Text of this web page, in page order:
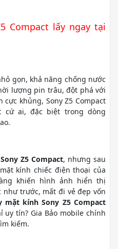
Compact lấy ngay tại
gọn, khả năng chống nước
lượng pin trâu, đột phá với
khủng, Sony Z5 Compact
cứ ai, đặc biệt trong dòng
Sony Z5 Compact, nhưng sau
kính chiếc điện thoại của
khiến hình ảnh hiển thị
như trước, mất đi vẻ đẹp vốn
mặt kính Sony Z5 Compact
tín? Gia Bảo mobile chính
kiếm.